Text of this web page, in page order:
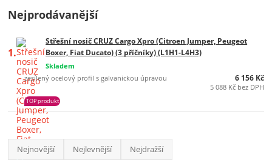
Nejprodávanější
1.
Střešní nosič CRUZ Cargo Xpro (Citroen Jumper, Peugeot
Boxer, Fiat Ducato) (3 příčníky) (L1H1-L4H3)
zesílený ocelový profil s galvanickou úpravou
Skladem
TOP produkt
6 156 Kč
5 088 Kč bez DPH
Nejnovější Nejlevnější Nejdražší